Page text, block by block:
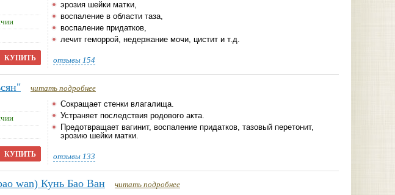
КУПИТЬ
эрозия шейки матки,
воспаление в области таза,
воспаление придатков,
лечит геморрой, недержание мочи, цистит и т.д.
отзывы 154
читать подробнее
КУПИТЬ
Сокращает стенки влагалища.
Устраняет последствия родового акта.
Предотвращает вагинит, воспаление придатков, тазовый перетонит,
эрозию шейки матки.
отзывы 133
wan) Кунь Бао Ван читать подробнее